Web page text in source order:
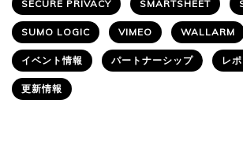
SECURE PRIVACY SMARTSHEET
SUMO LOGIC VIMEO WALLARM
イベント情報 パートナーシップ レ
更新情報